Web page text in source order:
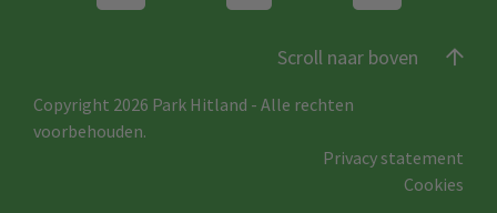
Scroll naar boven
Copyright 2026 Park Hitland - Alle rechten
voorbehouden.
Privacy statement
Cookies